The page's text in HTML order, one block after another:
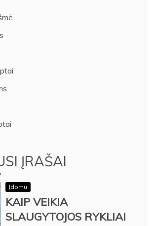
ĮRAŠAI
Įdomu
KAIP VEIKIA
SLAUGYTOJOS RYKLIAI